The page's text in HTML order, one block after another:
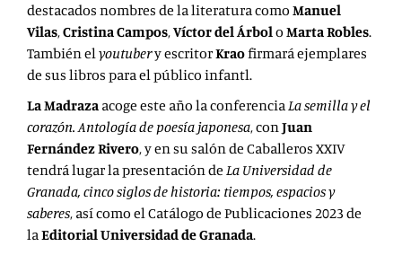
destacados nombres de la literatura como Manuel
Vilas,Cristina Campos,Víctor del Árbolo Marta Robles.
También elyoutubery escritorKraofirmará ejemplares
de sus libros para el público infantl.
La Madraza acoge este año la conferenciaLa semilla y el
corazón. Antología de poesía japonesa, conJuan
Fernández Rivero, y en su salón de Caballeros XXIV
tendrá lugar la presentación de La Universidad de
Granada, cinco siglos de historia: tiempos, espacios y
saberes, así como el Catálogo de Publicaciones 2023 de
laEditorial Universidad de Granada.